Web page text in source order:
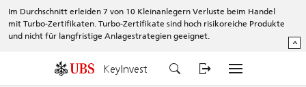
Im Durchschnitt erleiden 7 von 10 Kleinanlegern Verluste beim Handel
mit Turbo-Zertifikaten. Turbo-Zertifikate sind hoch risikoreiche Produkte
und nicht für langfristige Anlagestrategien geeignet.
^
KeyInvest